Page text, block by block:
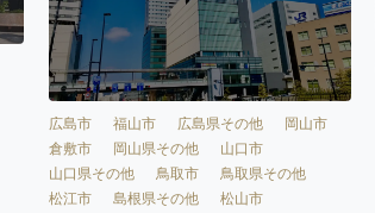
広島市 福山市 広島県その他
岡山市
倉敷市
岡山県その他
山口市
山口県その他
鳥取市
鳥取県その他
松江市
島根県その他
松山市